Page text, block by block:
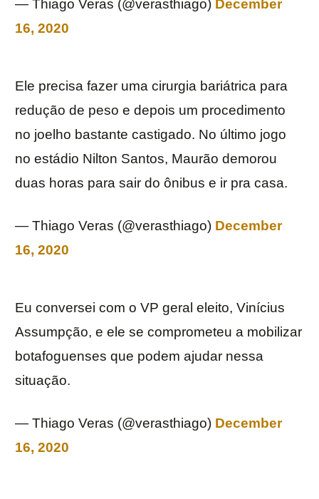
— Thiago Veras (@verasthiago) December
16, 2020
Ele precisa fazer uma cirurgia bariátrica para
redução de peso e depois um procedimento
no joelho bastante castigado. No último jogo
no estádio Nilton Santos, Maurão demorou
duas horas para sair do ônibus e ir pra casa.
— Thiago Veras (@verasthiago) December
16, 2020
Eu conversei com o VP geral eleito, Vinícius
Assumpção, e ele se comprometeu a mobilizar
botafoguenses que podem ajudar nessa
situação.
— Thiago Veras (@verasthiago) December
16, 2020